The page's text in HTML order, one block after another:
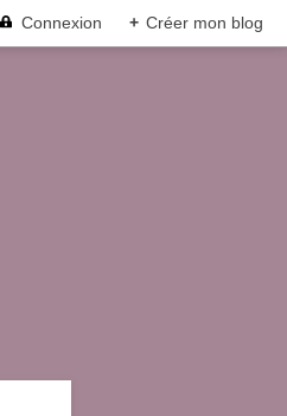
Connexion + Créer mon blog